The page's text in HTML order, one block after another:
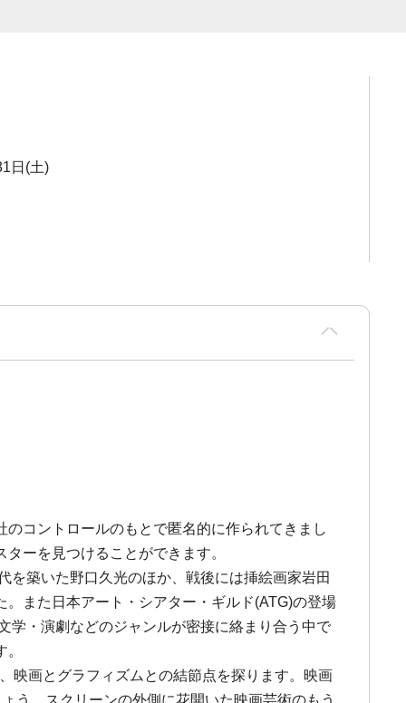
日(土)
コントロールのもとで匿名的に作られてきまし
ーを見つけることができます。
築いた野口久光のほか、戦後には挿絵画家岩田
また日本アート・シアター・ギルド(ATG)の登場
学・演劇などのジャンルが密接に絡まり合う中で
映画とグラフィズムとの結節点を探ります。映画
う。スクリーンの外側に花開いた映画芸術のもう